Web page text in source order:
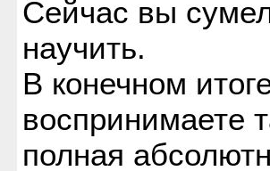
Сейчас вы
научить.
В конечном
воспринимаете
полная